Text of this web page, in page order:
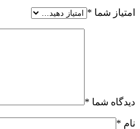
امتیاز شما *
دیدگاه شما *
نام *